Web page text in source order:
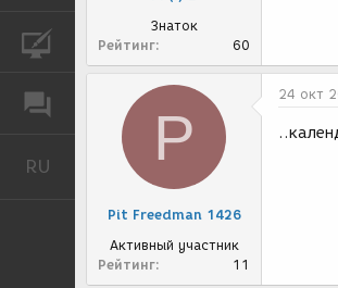
КУРСЫ
ФОРУМ
RU Русский
Знаток
Рейтинг
60
P
Pit Freedman 1426
Активный участник
Рейтинг
11
24 окт